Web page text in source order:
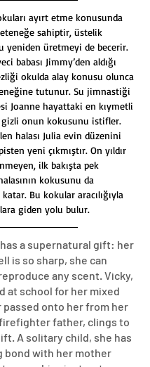
ayırt etme konusunda
sahiptir, üstelik
yeniden üretmeyi de becerir.
babası Jimmy’den aldığı
okulda alay konusu olunca
tutunur. Su jimnastiği
Joanne hayattaki en kıymetli
gizli onun kokusunu istifler.
halası Julia evin düzenini
yeni çıkmıştır. On yıldır
ilk bakışta pek
kokusunu da
Bu kokular aracılığıyla
giden yolu bulur.
a supernatural gift: her
is so sharp, she can
any scent. Vicky,
at school for her mixed
passed onto her from her
father, clings to
A solitary child, she has
bond with her mother